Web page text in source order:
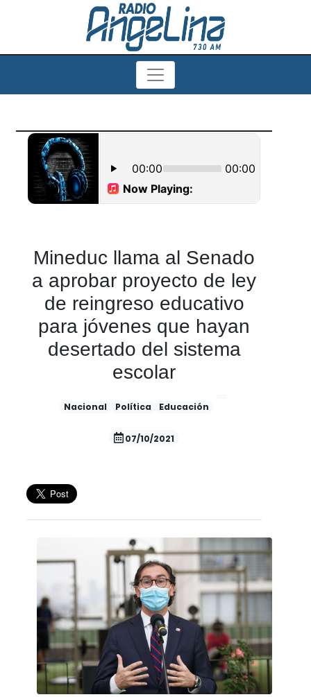
Mineduc llama al Senado
a aprobar proyecto de ley
de reingreso educativo
para jóvenes que hayan
desertado del sistema
escolar
Nacional Política Educación
07/10/2021